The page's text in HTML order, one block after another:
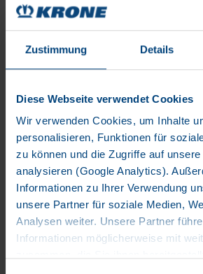
Zustimmung Details
Diese Webseite verwendet Cookies
Wir verwenden Cookies, um Inhalte
personalisieren, Funktionen für
zu können und die Zugriffe auf
analysieren (Google Analytics).
Informationen zu Ihrer Verwendung
unsere Partner für soziale Medien,
Analysen weiter. Unsere Partner
Informationen möglicherweise mit
Zufriedenheit lösen sowie allen
Vertriebsorganisation vier kompetente
zur Verfügung, die allen
ihrem profunden Wissen zur Seite stehen.
Das Krone-Produktprogramm umfasst
Pritschensattelaufliegern auch
Containerchassis, Wechselsysteme für
Verkehr sowie komplette Gliederzüge.
mit einem kompletten
Finanzierung, Full-Service sowie einer
Ersatzteilversorgung in Verbindung mit